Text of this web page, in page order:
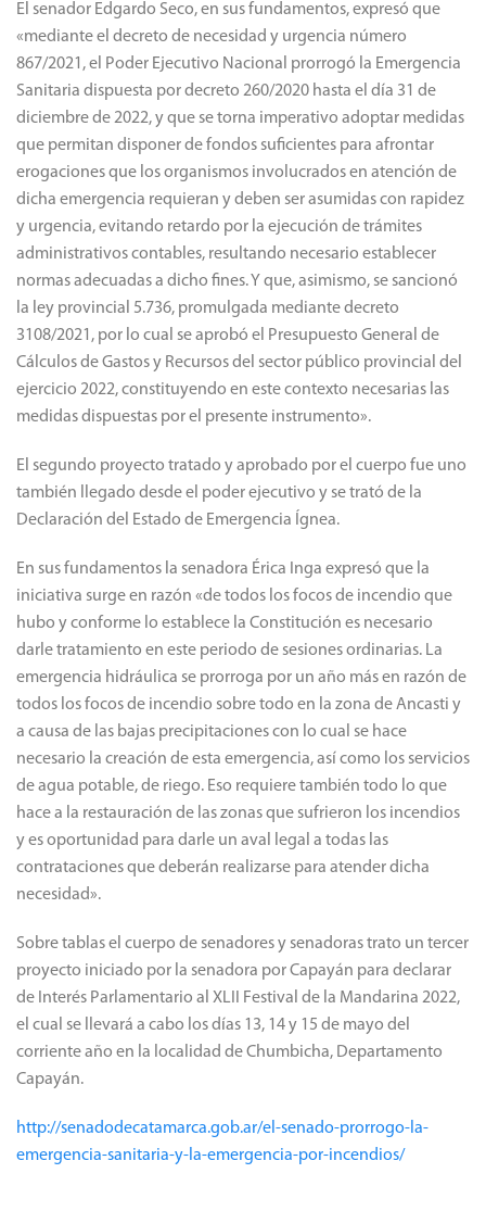
El senador Edgardo Seco, en sus fundamentos, expresó que
«mediante el decreto de necesidad y urgencia número
867/2021, el Poder Ejecutivo Nacional prorrogó la Emergencia
Sanitaria dispuesta por decreto 260/2020 hasta el día 31 de
diciembre de 2022, y que se torna imperativo adoptar medidas
que permitan disponer de fondos suficientes para afrontar
erogaciones que los organismos involucrados en atención de
dicha emergencia requieran y deben ser asumidas con rapidez
y urgencia, evitando retardo por la ejecución de trámites
administrativos contables, resultando necesario establecer
normas adecuadas a dicho fines. Y que, asimismo, se sancionó
la ley provincial 5.736, promulgada mediante decreto
3108/2021, por lo cual se aprobó el Presupuesto General de
Cálculos de Gastos y Recursos del sector público provincial del
ejercicio 2022, constituyendo en este contexto necesarias las
medidas dispuestas por el presente instrumento».
El segundo proyecto tratado y aprobado por el cuerpo fue uno
también llegado desde el poder ejecutivo y se trató de la
Declaración del Estado de Emergencia Ígnea.
En sus fundamentos la senadora Érica Inga expresó que la
iniciativa surge en razón «de todos los focos de incendio que
hubo y conforme lo establece la Constitución es necesario
darle tratamiento en este periodo de sesiones ordinarias. La
emergencia hidráulica se prorroga por un año más en razón de
todos los focos de incendio sobre todo en la zona de Ancasti y
a causa de las bajas precipitaciones con lo cual se hace
necesario la creación de esta emergencia, así como los servicios
de agua potable, de riego. Eso requiere también todo lo que
hace a la restauración de las zonas que sufrieron los incendios
y es oportunidad para darle un aval legal a todas las
contrataciones que deberán realizarse para atender dicha
necesidad».
Sobre tablas el cuerpo de senadores y senadoras trato un tercer
proyecto iniciado por la senadora por Capayán para declarar
de Interés Parlamentario al XLII Festival de la Mandarina 2022,
el cual se llevará a cabo los días 13, 14 y 15 de mayo del
corriente año en la localidad de Chumbicha, Departamento
Capayán.
http://senadodecatamarca.gob.ar/el-senado-prorrogo-la-
emergencia-sanitaria-y-la-emergencia-por-incendios/